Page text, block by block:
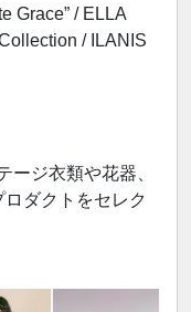
Grace” / ELLA
/ ILANIS
ジ衣類や花器、
ダクトをセレク